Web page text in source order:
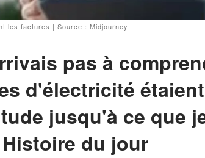
les factures | Source : Midjourney
pas à
d'électricité
jusqu'à ce que
du jour